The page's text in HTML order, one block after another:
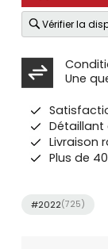
Vérifier la
Une
Détaillant
Livraison
Plus de
#2022(725)